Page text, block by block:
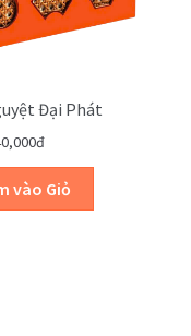
Đại Phát